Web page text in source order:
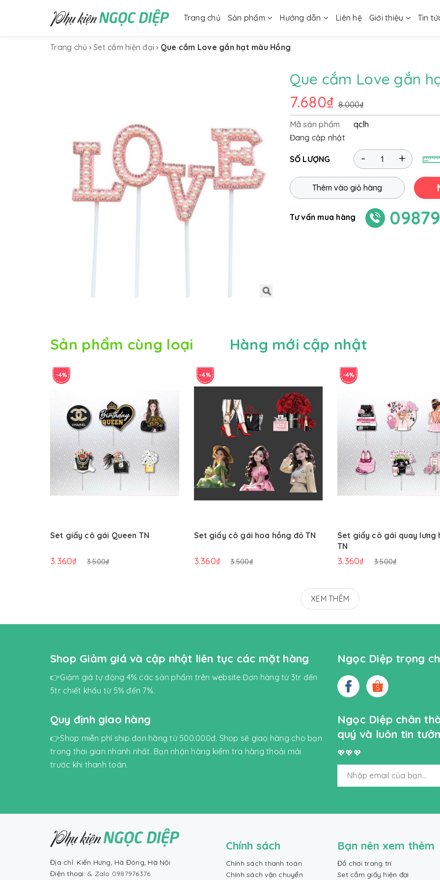
Trang chủ Sản phẩm Hướng dẫn Liên hệ Giới thiệu Tin
Trang chủ Set cắm hiện đại Que cắm Love gắn hạt màu Hồng
Que cắm Love gắn
7.680₫ 8.000₫
Mã sản phẩm
qclh
Đang cập nhật
SỐ LƯỢNG +
-
Thêm vào giỏ hàng
Tư vấn mua hàng
Sản phẩm cùng loại Hàng mới cập nhật
-4%
Set giấy cô gái Queen TN
3.360₫ 3.500₫
-4%
Set giấy cô gái hoa hồng đỏ TN
3.360₫ 3.500₫
-4%
Set giấy cô gái quay lưng
TN
3.360₫ 3.500₫
XEM THÊM
Shop Giảm giá và cập nhật liên tục các mặt hàng
👉Giảm giá tự động 4% các sản phẩm trên website.Đơn hàng từ 3tr đến
5tr chiết khấu từ 5% đến 7%.
Quy định giao hàng
👉Shop miễn phí ship đơn hàng từ 500.000đ. Shop sẽ giao hàng cho bạn
trong thời gian nhanh nhất. Bạn nhận hàng kiểm tra hàng thoải mái
trước khi thanh toán.
Ngọc Diệp trọng
Ngọc Diệp chân
quý và luôn tin
💖💖💖
Địa chỉ: Kiến Hưng, Hà Đông, Hà Nội
Điện thoại: & Zalo 0987976376
Chính sách
Chính sách thanh toán
Chính sách vận chuyển
Bạn nên xem thêm
Đồ chơi trang trí
Set cắm giấy hiện đại